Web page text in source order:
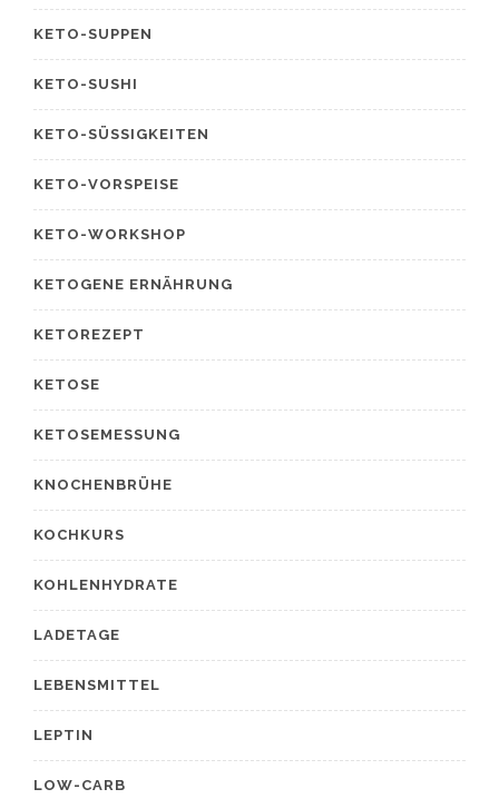
KETO-SUPPEN
KETO-SUSHI
KETO-SÜSSIGKEITEN
KETO-VORSPEISE
KETO-WORKSHOP
KETOGENE ERNÄHRUNG
KETOREZEPT
KETOSE
KETOSEMESSUNG
KNOCHENBRÜHE
KOCHKURS
KOHLENHYDRATE
LADETAGE
LEBENSMITTEL
LEPTIN
LOW-CARB